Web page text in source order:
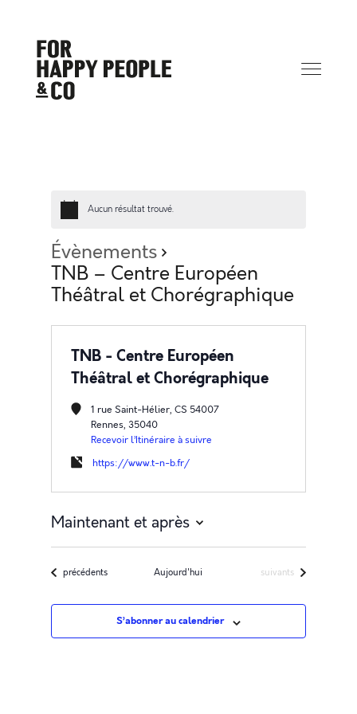
Aucun résultat trouvé.
Évènements
TNB – Centre Européen
Théâtral et Chorégraphique
TNB - Centre Européen
Théâtral et Chorégraphique
1 rue Saint-Hélier, CS 54007
Rennes, 35040
Recevoir l’Itinéraire à suivre
https://www.t-n-b.fr/
Maintenant et après
Sélectionnez
uneÉvènements
précédents Aujourd'hui Évènements
suivants
S’abonner au calendrier